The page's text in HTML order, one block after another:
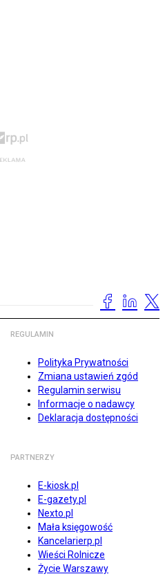
REGULAMIN
Polityka Prywatności
Zmiana ustawień zgód
Regulamin serwisu
Informacje o nadawcy
Deklaracja dostępności
PARTNERZY
E-kiosk.pl
E-gazety.pl
Nexto.pl
Mała księgowość
Kancelarierp.pl
Wieści Rolnicze
Życie Warszawy